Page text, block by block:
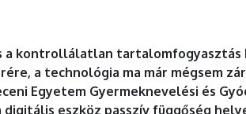
a kontrollálatlan
a technológia ma már mégsem
Egyetem Gyermeknevelési és
eszköz passzív függőség